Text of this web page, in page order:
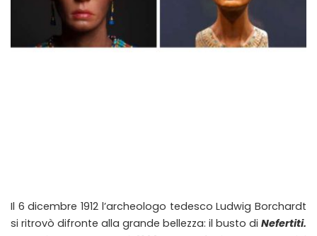
Il 6 dicembre 1912 l’archeologo tedesco Ludwig Borchardt
si ritrovò difronte alla grande bellezza: il busto di Nefertiti.